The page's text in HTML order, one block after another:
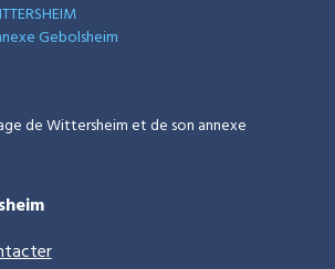
Gebolsheim
de Wittersheim et de son annexe